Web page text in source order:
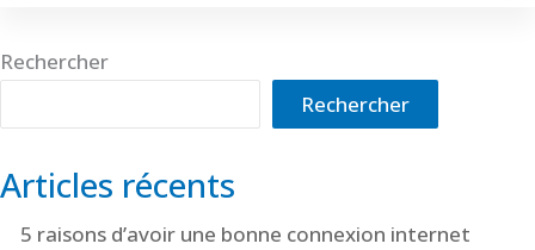
Rechercher
Rechercher
Articles récents
5 raisons d’avoir une bonne connexion internet